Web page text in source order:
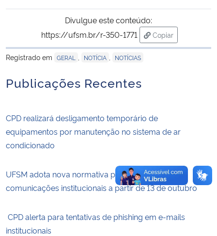
Secretaria de Governo
Gabinete de Segurança Institucional
Banco Central do Brasil
Divulgue este conteúdo:
https://ufsm.br/r-350-1771
Copiar
para área de
Registrado em GERAL NOTÍCIA NOTÍCIAS
Publicações Recentes
CPD realizará desligamento temporário de
equipamentos por manutenção no sistema de ar
condicionado
UFSM adota nova normativa para envio de
comunicações institucionais a partir de 13 de outubro
CPD alerta para tentativas de phishing em e-mails
institucionais